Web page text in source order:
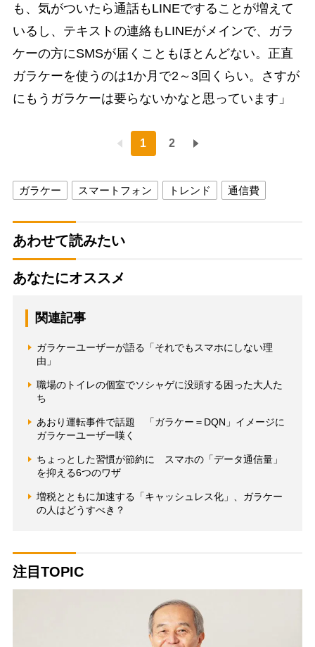
も、気がついたら通話もLINEですることが増えて
いるし、テキストの連絡もLINEがメインで、ガラ
ケーの方にSMSが届くこともほとんどない。正直
ガラケーを使うのは1か月で2～3回くらい。さすが
にもうガラケーは要らないかなと思っています」
1 2
ガラケー スマートフォン トレンド 通信費
あわせて読みたい
あなたにオススメ
関連記事
ガラケーユーザーが語る「それでもスマホにしない理
由」
職場のトイレの個室でソシャゲに没頭する困った大人た
ち
あおり運転事件で話題 「ガラケー＝DQN」イメージに
ガラケーユーザー嘆く
ちょっとした習慣が節約に スマホの「データ通信量」
を抑える6つのワザ
増税とともに加速する「キャッシュレス化」、ガラケー
の人はどうすべき？
注目TOPIC